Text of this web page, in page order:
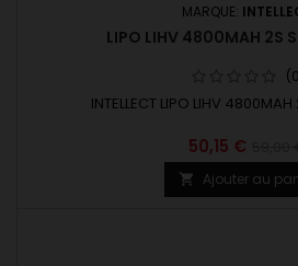
MARQUE:
LIPO LIHV 4800MAH 2S
INTELLECT LIPO LIHV
50,15 €
 Ajouter au